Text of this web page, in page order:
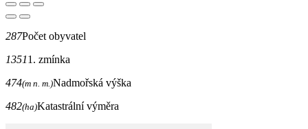
287Počet obyvatel
13511. zmínka
474(m n. m.)Nadmořská výška
482(ha)Katastrální výměra